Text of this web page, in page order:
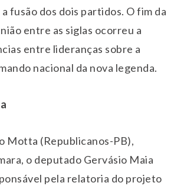
fusão dos dois partidos. O fim da
entre as siglas ocorreu a
entre lideranças sobre a
nacional da nova legenda.
Motta (Republicanos-PB),
o deputado Gervásio Maia
pela relatoria do projeto